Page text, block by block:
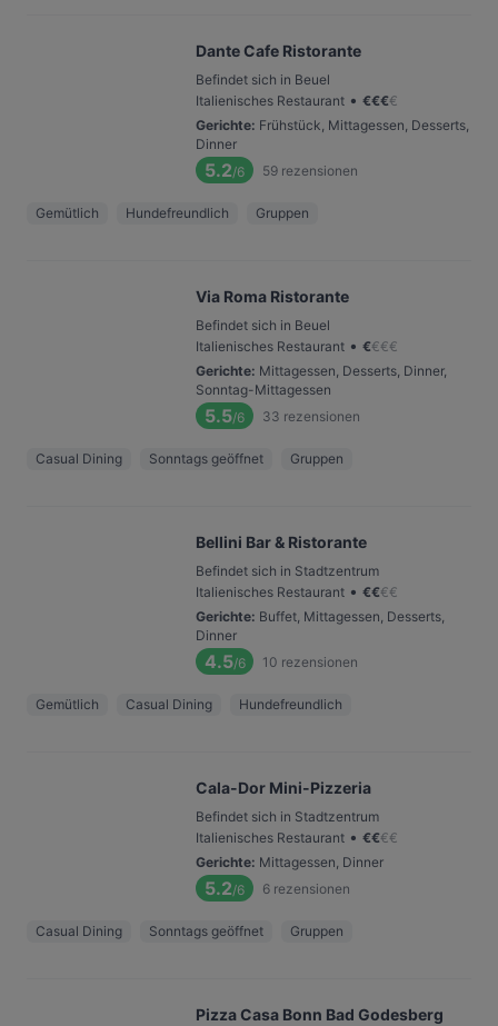
Dante Cafe Ristorante
Befindet sich in Beuel
Italienisches Restaurant • €€€€
Gerichte: Frühstück, Mittagessen, Desserts,
Dinner
5.2/6 59 rezensionen
Gemütlich Hundefreundlich Gruppen
Via Roma Ristorante
Befindet sich in Beuel
Italienisches Restaurant • €€€€
Gerichte: Mittagessen, Desserts, Dinner,
Sonntag-Mittagessen
5.5/6 33 rezensionen
Casual Dining Sonntags geöffnet Gruppen
Bellini Bar & Ristorante
Befindet sich in Stadtzentrum
Italienisches Restaurant • €€€€
Gerichte: Buffet, Mittagessen, Desserts,
Dinner
4.5/6 10 rezensionen
Gemütlich Casual Dining Hundefreundlich
Cala-Dor Mini-Pizzeria
Befindet sich in Stadtzentrum
Italienisches Restaurant • €€€€
Gerichte: Mittagessen, Dinner
5.2/6 6 rezensionen
Casual Dining Sonntags geöffnet Gruppen
Pizza Casa Bonn Bad Godesberg